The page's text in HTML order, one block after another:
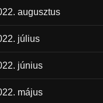
augusztus
július
június
május